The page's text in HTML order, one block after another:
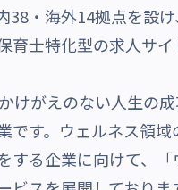
38・海外14拠点を設
育士特化型の求人サ
けがえのない人生の
です。ウェルネス領
する企業に向けて、